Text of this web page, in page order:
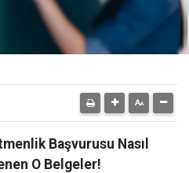
Başvurusu Nasıl
O Belgeler!